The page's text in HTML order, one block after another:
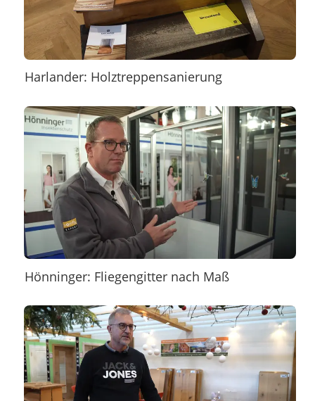
Harlander: Holztreppensanierung
Hönninger: Fliegengitter nach Maß